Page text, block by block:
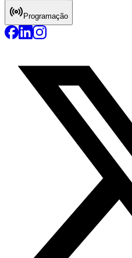
Programação